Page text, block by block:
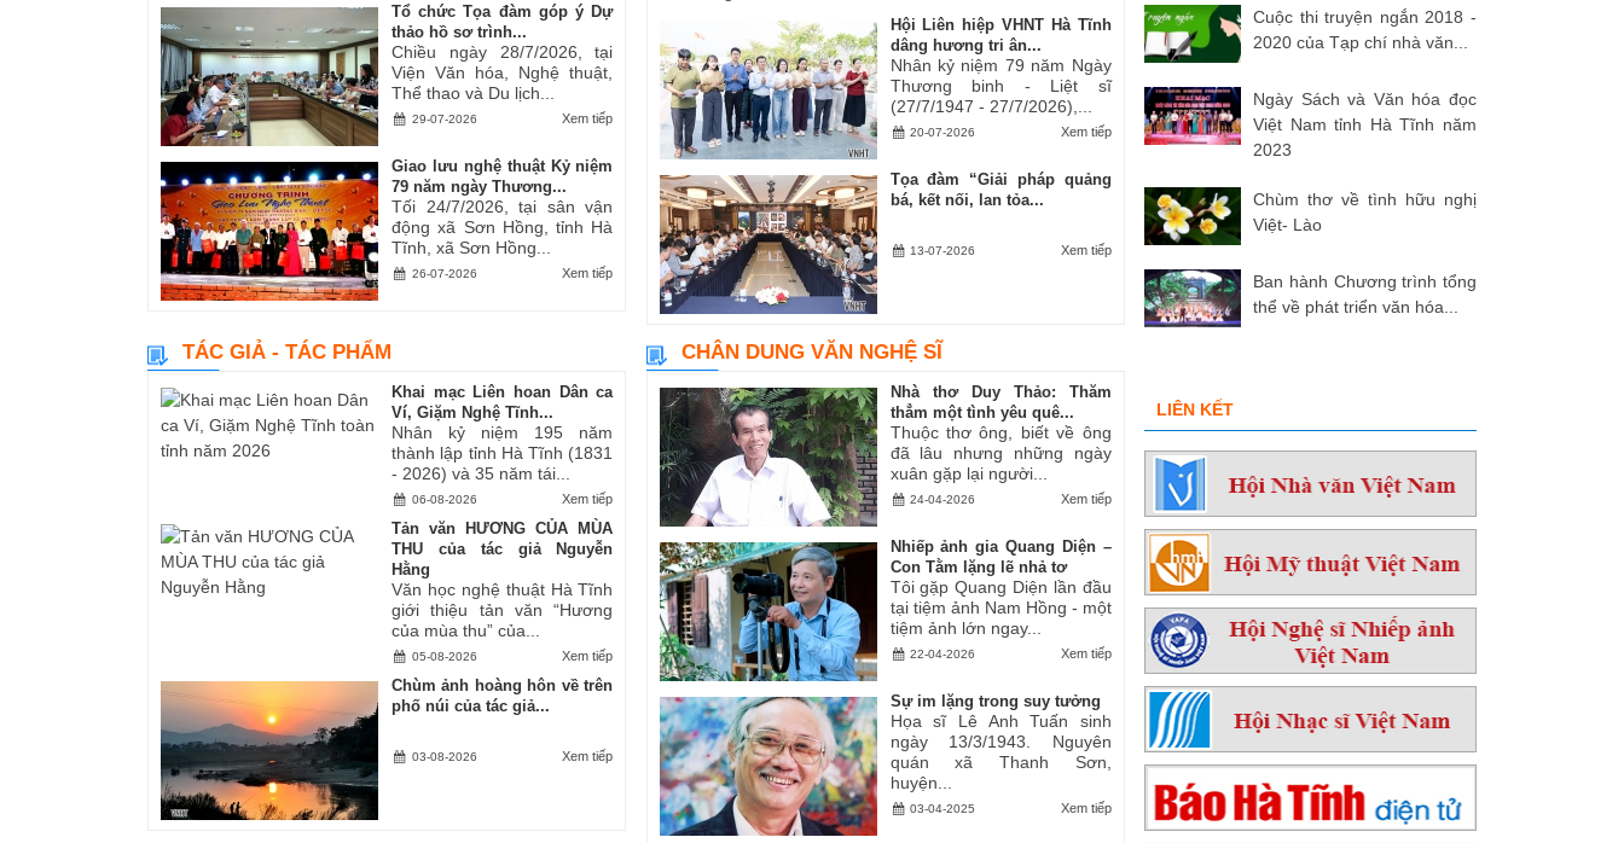
Tổ chức Tọa đàm góp ý Dự
thảo hồ sơ trình...
Chiều ngày 28/7/2026, tại
Viện Văn hóa, Nghệ thuật,
Thể thao và Du lịch...
Xem tiếp
29-07-2026
Giao lưu nghệ thuật Kỷ niệm
79 năm ngày Thương...
Tối 24/7/2026, tại sân vận
động xã Sơn Hồng, tỉnh Hà
Tĩnh, xã Sơn Hồng...
Xem tiếp
26-07-2026
Hội Liên hiệp VHNT Hà Tĩnh
dâng hương tri ân...
Nhân kỷ niệm 79 năm Ngày
Thương binh - Liệt sĩ
(27/7/1947 - 27/7/2026),...
Xem tiếp
20-07-2026
Tọa đàm “Giải pháp quảng
bá, kết nối, lan tỏa...
Xem tiếp
13-07-2026
TÁC GIẢ - TÁC PHẨM
Khai mạc Liên hoan Dân ca
Ví, Giặm Nghệ Tĩnh...
Nhân kỷ niệm 195 năm
thành lập tỉnh Hà Tĩnh (1831
- 2026) và 35 năm tái...
Xem tiếp
06-08-2026
Tản văn HƯƠNG CỦA MÙA
THU của tác giả Nguyễn
Hằng
Văn học nghệ thuật Hà Tĩnh
giới thiệu tản văn “Hương
của mùa thu” của...
Xem tiếp
05-08-2026
Chùm ảnh hoàng hôn về trên
phố núi của tác giả...
Xem tiếp
03-08-2026
CHÂN DUNG VĂN NGHỆ SĨ
Nhà thơ Duy Thảo: Thăm
thẳm một tình yêu quê...
Thuộc thơ ông, biết về ông
đã lâu nhưng những ngày
xuân gặp lại người...
Xem tiếp
24-04-2026
Nhiếp ảnh gia Quang Diện –
Con Tằm lặng lẽ nhả tơ
Tôi gặp Quang Diện lần đầu
tại tiệm ảnh Nam Hồng - một
tiệm ảnh lớn ngay...
Xem tiếp
22-04-2026
Sự im lặng trong suy tưởng
Họa sĩ Lê Anh Tuấn sinh
ngày 13/3/1943. Nguyên
quán xã Thanh Sơn,
huyện...
Xem tiếp
03-04-2025
Cuộc thi truyện ngắn 2018 -
2020 của Tạp chí nhà văn...
Ngày Sách và Văn hóa đọc
Việt Nam tỉnh Hà Tĩnh năm
2023
Chùm thơ về tình hữu nghị
Việt- Lào
Ban hành Chương trình tổng
thể về phát triển văn hóa...
LIÊN KẾT